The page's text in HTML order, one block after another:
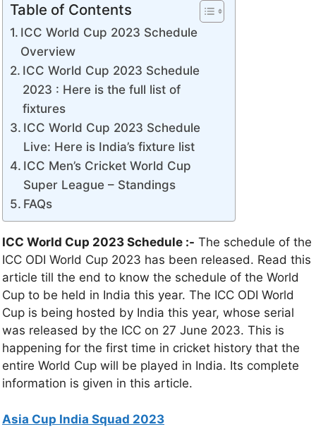
Table of Contents
ICC World Cup 2023 Schedule
Overview
ICC World Cup 2023 Schedule
2023 : Here is the full list of
fixtures
ICC World Cup 2023 Schedule
Live: Here is India’s fixture list
ICC Men’s Cricket World Cup
Super League – Standings
FAQs
ICC World Cup 2023 Schedule :- The schedule of the
ICC ODI World Cup 2023 has been released. Read this
article till the end to know the schedule of the World
Cup to be held in India this year. The ICC ODI World
Cup is being hosted by India this year, whose serial
was released by the ICC on 27 June 2023. This is
happening for the first time in cricket history that the
entire World Cup will be played in India. Its complete
information is given in this article.
Asia Cup India Squad 2023